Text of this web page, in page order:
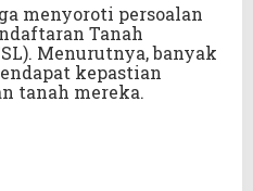
menyoroti persoalan
Tanah
Menurutnya, banyak
kepastian
tanah mereka.